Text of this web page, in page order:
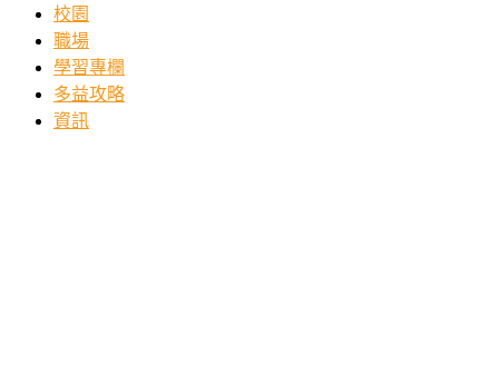
校園
職場
學習專欄
多益攻略
資訊